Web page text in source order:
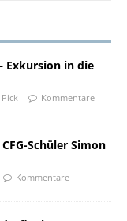
Exkursion in die
Kommentare
Schüler Simon
Kommentare